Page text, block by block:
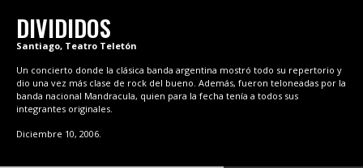
DIVIDIDOS
Santiago, Teatro Teletón
Un concierto donde la clásica banda argentina mostró todo su repertorio y
dio una vez más clase de rock del bueno. Además, fueron teloneadas por la
banda nacional Mandracula, quien para la fecha tenía a todos sus
integrantes originales.
Diciembre 10, 2006.